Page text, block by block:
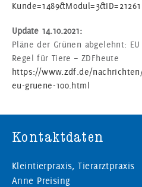
Kunde=1489&Modul=3&ID=21261
Update 14.10.2021:
Pläne der Grünen abgelehnt:
Regel für Tiere – ZDFheute
https://www.zdf.de/
eu-gruene-100.html
Kontaktdaten
Kleintierpraxis, Tierarztpraxis
Anne Preising